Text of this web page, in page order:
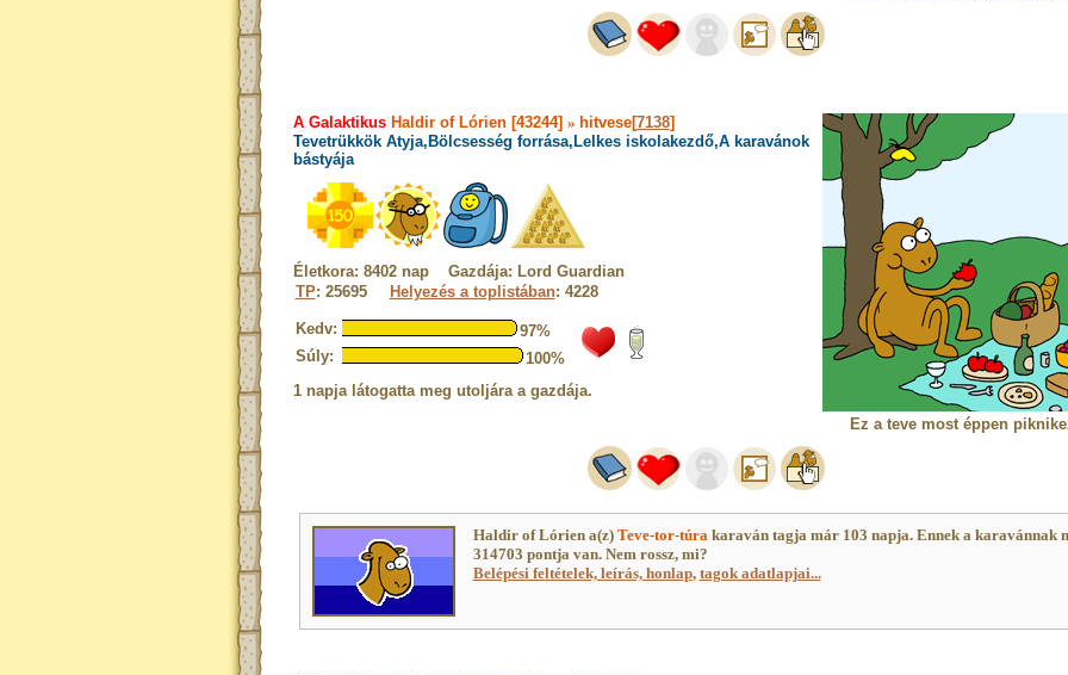
A GalaktikusHaldir of Lórien [43244] » hitvese[7138]
Tevetrükkök Atyja,Bölcsesség forrása,Lelkes iskolakezdő,A karavánok
bástyája
Életkora: 8402 nap Gazdája: Lord Guardian
TP: 25695 Helyezés a toplistában: 4228
Kedv:
97%
Súly:
100%
1 napja látogatta meg utoljára a gazdája.
Ez a teve most éppen
Haldir of Lórien a(z) Teve-tor-túrakaraván tagja már 103 napja. Ennek a karavánnak
314703 pontja van. Nem rossz, mi?
Belépési feltételek, leírás, honlap, tagok adatlapjai...